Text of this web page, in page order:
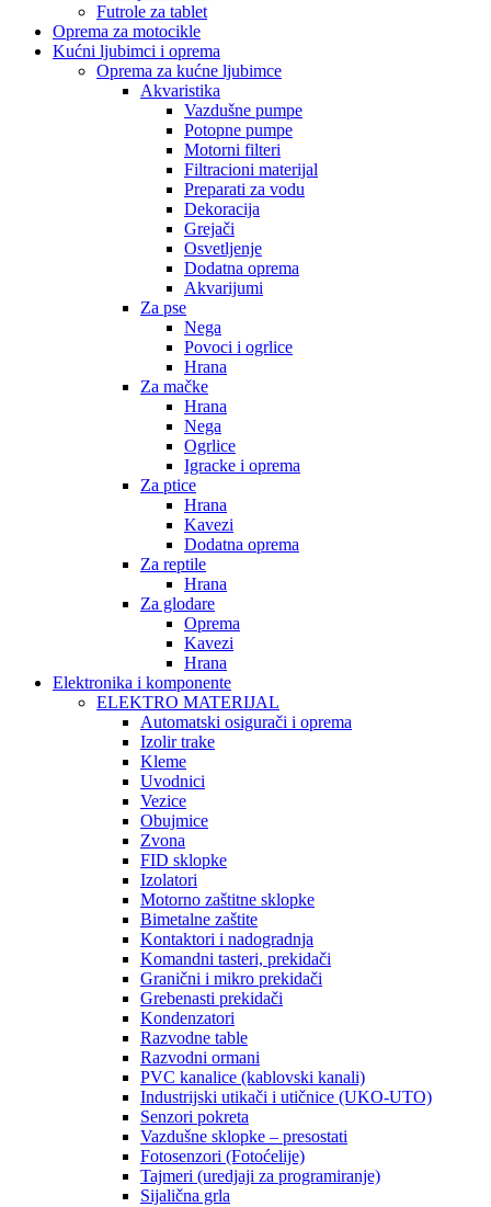
Futrole za tablet
Oprema za motocikle
Kućni ljubimci i oprema
Oprema za kućne ljubimce
Akvaristika
Vazdušne pumpe
Potopne pumpe
Motorni filteri
Filtracioni materijal
Preparati za vodu
Dekoracija
Grejači
Osvetljenje
Dodatna oprema
Akvarijumi
Za pse
Nega
Povoci i ogrlice
Hrana
Za mačke
Hrana
Nega
Ogrlice
Igracke i oprema
Za ptice
Hrana
Kavezi
Dodatna oprema
Za reptile
Hrana
Za glodare
Oprema
Kavezi
Hrana
Elektronika i komponente
ELEKTRO MATERIJAL
Automatski osigurači i oprema
Izolir trake
Kleme
Uvodnici
Vezice
Obujmice
Zvona
FID sklopke
Izolatori
Motorno zaštitne sklopke
Bimetalne zaštite
Kontaktori i nadogradnja
Komandni tasteri, prekidači
Granični i mikro prekidači
Grebenasti prekidači
Kondenzatori
Razvodne table
Razvodni ormani
PVC kanalice (kablovski kanali)
Industrijski utikači i utičnice (UKO-UTO)
Senzori pokreta
Vazdušne sklopke – presostati
Fotosenzori (Fotoćelije)
Tajmeri (uredjaji za programiranje)
Sijalična grla